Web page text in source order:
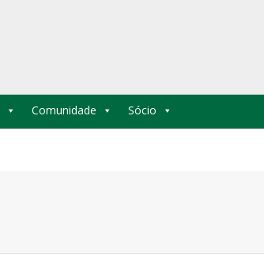
Comunidade Sócio